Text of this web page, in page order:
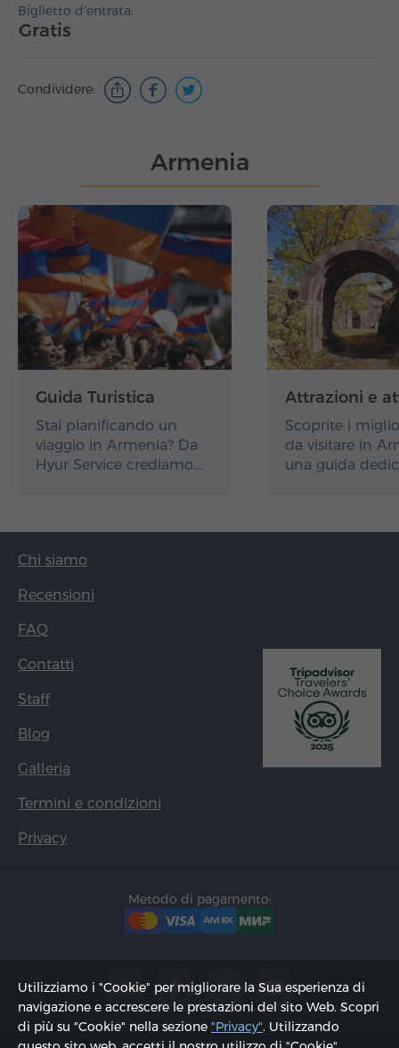
Biglietto d'entrata:
Gratis
Condividere:
Armenia
Guida Turistica
Stai pianificando un
viaggio in Armenia? Da
Hyur Service crediamo…
Attrazioni e
Scoprite i
da visitare in
una guida
Chi siamo
Recensioni
FAQ
Contatti
Staff
Blog
Galleria
Termini e condizioni
Privacy
Metodo di pagamento:
Utilizziamo i "Cookie" per migliorare la Sua esperienza di
navigazione e accrescere le prestazioni del sito Web. Scopri
di più su "Cookie" nella sezione "Privacy". Utilizzando